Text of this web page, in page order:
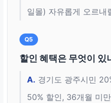
일몰) 자유롭게 오르내
Q5
할인 혜택은 무엇이 있
A. 경기도 광주시민
50% 할인, 36개월 미